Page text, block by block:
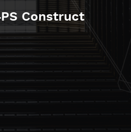
Construct